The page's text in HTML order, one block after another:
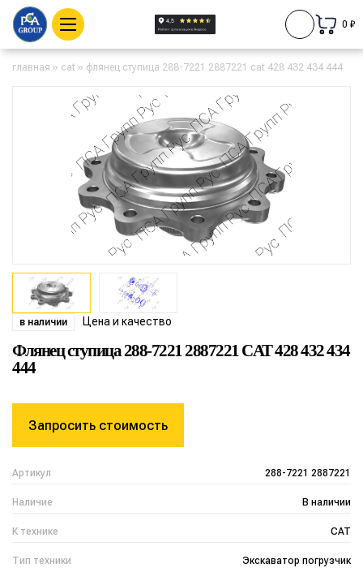
0 ₽
главная » cat » флянец ступица 288-7221 2887221 cat 428 432 434 444
в наличии Цена и качество
Флянец ступица 288-7221 2887221 CAT 428 432 434
444
Артикул 288-7221 2887221
Наличие В наличии
К технике CAT
Тип техники Экскаватор погрузчик
Запросить стоимость